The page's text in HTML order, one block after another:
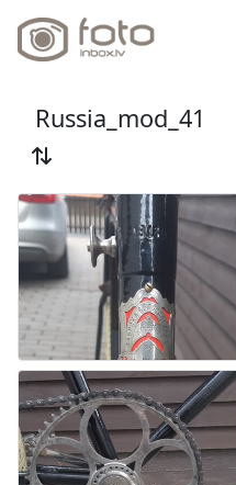
Russia_mod_41